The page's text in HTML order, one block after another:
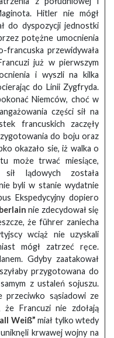
Hitler nie mógł
do dyspozycji jednostki
potężne umocnienia
francuska przewidywała
już w pierwszym
i wyszli na kilka
do Linii Zygfryda.
Niemców, choć w
części sił na
francuskich zaczęły
do boju oraz
okazało sie, iż walka o
może trwać miesiące,
lądowych została
byli w stanie wydatnie
Ekspedycyjny dopiero
nie zdecydował się
że führer zaniecha
wciąż nie uzyskali
mógł zatrzeć ręce.
Gdyby zaatakował
przygotowana do
z ustaleń sojuszu.
przeciwko sąsiadowi ze
że Francuzi nie zdołają
Weiß” miał tylko wtedy
krwawej wojny na